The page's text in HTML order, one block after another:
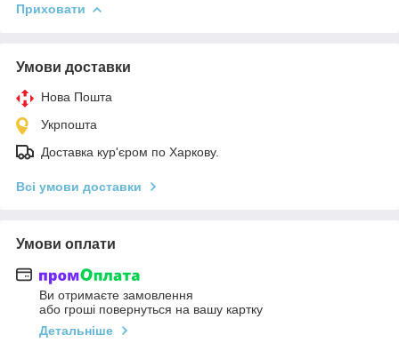
Приховати
Умови доставки
Нова Пошта
Укрпошта
Доставка кур'єром по Харкову.
Всі умови доставки
Умови оплати
Ви отримаєте замовлення
або гроші повернуться на вашу картку
Детальніше